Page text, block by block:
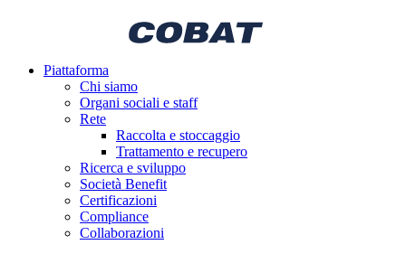
Piattaforma
Chi siamo
Organi sociali e staff
Rete
Raccolta e stoccaggio
Trattamento e recupero
Ricerca e sviluppo
Società Benefit
Certificazioni
Compliance
Collaborazioni